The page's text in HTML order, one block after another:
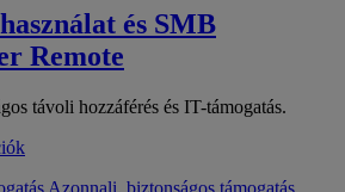
és SMB
Remote
távoli hozzáférés és IT-támogatás.
Azonnali, biztonságos támogatás